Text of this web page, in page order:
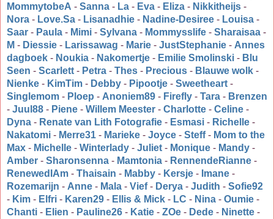
MommytobeA - Sanna - La - Eva - Eliza - Nikkitheijs -
Nora - Love.Sa - Lisanadhie - Nadine-Desiree - Louisa -
Saar - Paula - Mimi - Sylvana - Mommysslife - Sharaisaa -
M - Diessie - Larissawag - Marie - JustStephanie - Annes
dagboek - Noukia - Nakomertje - Emilie Smolinski - Blu
Seen - Scarlett - Petra - Thes - Precious - Blauwe wolk -
Nienke - KimTim - Debby - Pipootje - Sweetheart -
Singlemom - Ploep - Anoniem89 - Firefly - Tara - Brenzen
- Juul88 - Piene - Willem Meester - Charlotte - Celine -
Dyna - Renate van Lith Fotografie - Esmasi - Richelle -
Nakatomi - Merre31 - Marieke - Joyce - Steff- Mom to the
Max - Michelle - Winterlady - Juliet - Monique - Mandy -
Amber - Sharonsenna - Mamtonia - RennendeRianne -
RenewedIAm - Thaisain - Mabby - Kersje - Imane -
Rozemarijn - Anne - Mala - Vief- Derya - Judith - Sofie92
- Kim - Elfri - Karen29 - Ellis & Mick - LC - Nina - Oumie -
Chanti - Elien - Pauline26 - Katie - ZOe - Dede - Ninette -